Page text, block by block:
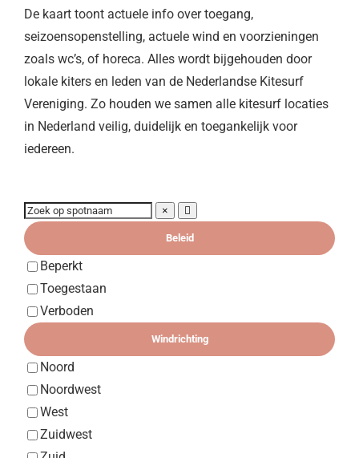
De kaart toont actuele info over toegang,
seizoensopenstelling, actuele wind en voorzieningen
zoals wc’s, of horeca. Alles wordt bijgehouden door
lokale kiters en leden van de Nederlandse Kitesurf
Vereniging. Zo houden we samen alle kitesurf locaties
in Nederland veilig, duidelijk en toegankelijk voor
iedereen.
×
Beleid
Beperkt
Toegestaan
Verboden
Windrichting
Noord
Noordwest
West
Zuidwest